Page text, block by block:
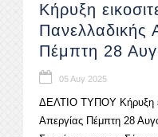
Κήρυξη
Πανελλαδικής
Πέμπτη 28
05 Αυγ 2025
ΔΕΛΤΙΟ ΤΥΠΟΥ Κήρυξη
Απεργίας Πέμπτη 28